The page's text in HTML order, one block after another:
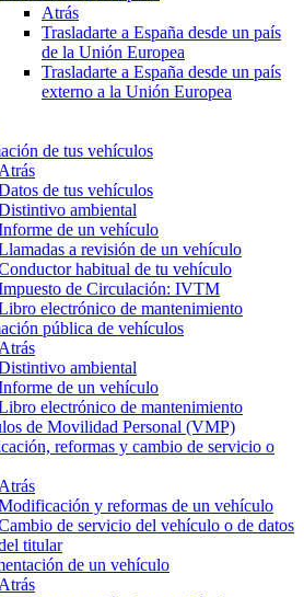
Atrás
Trasladarte a España desde un país
de la Unión Europea
Trasladarte a España desde un país
externo a la Unión Europea
de tus vehículos
Atrás
de tus vehículos
ambiental
de un vehículo
a revisión de un vehículo
habitual de tu vehículo
de Circulación: IVTM
electrónico de mantenimiento
pública de vehículos
Atrás
ambiental
de un vehículo
electrónico de mantenimiento
de Movilidad Personal (VMP)
reformas y cambio de servicio o
Atrás
y reformas de un vehículo
de servicio del vehículo o de datos
titular
de un vehículo
Atrás